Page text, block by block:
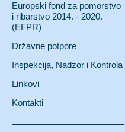
Europski fond za pomorstvo
i ribarstvo 2014. - 2020.
(EFPR)
Državne potpore
Inspekcija, Nadzor i Kontrola
Linkovi
Kontakti